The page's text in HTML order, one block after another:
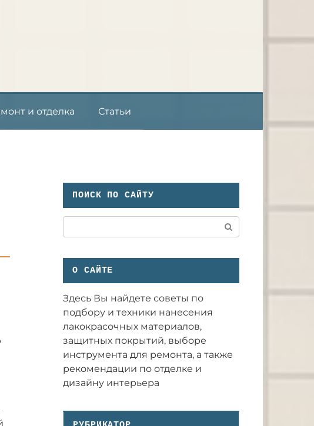
и отделка Статьи
ПОИСК ПО САЙТУ
О САЙТЕ
Здесь Вы найдете советы по
подбору и техники нанесения
лакокрасочных материалов,
защитных покрытий, выборе
инструмента для ремонта, а также
рекомендации по отделке и
дизайну интерьера